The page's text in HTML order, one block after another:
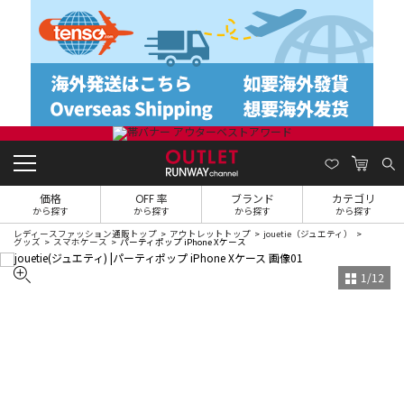
価格
から探す
OFF 率
から探す
ブランド
から探す
カテゴリ
から探す
レディースファッション通販トップ アウトレットトップ jouetie（ジュエティ）
グッズ スマホケース パーティポップ iPhone Xケース
1 /12